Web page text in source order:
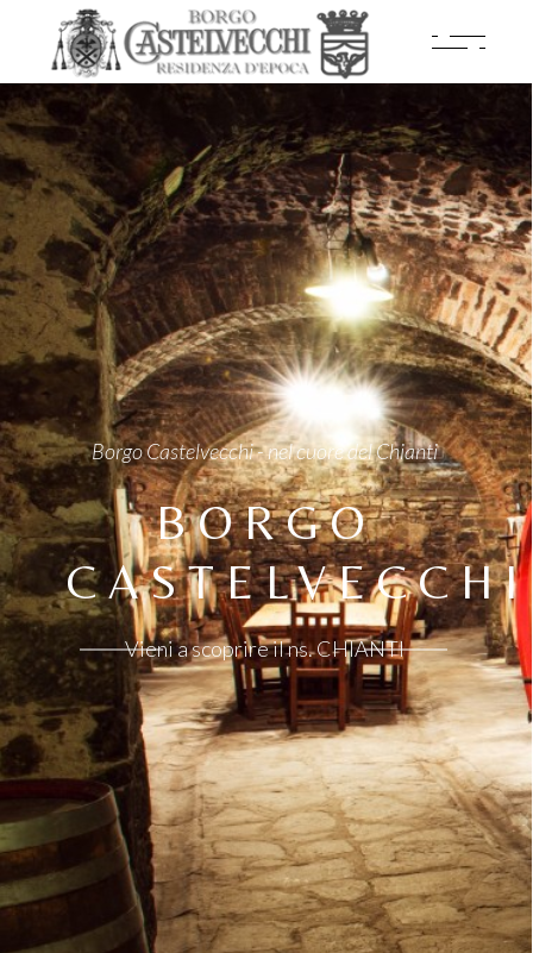
BORGO
CASTELVECCHI
Borgo Castelvecchi - nel cuore del Chianti
Vieni a scoprire il ns. CHIANTI